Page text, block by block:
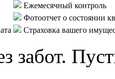
Ежемесячный контроль
Фотоотчет о состоянии
Страховка вашего
забот.